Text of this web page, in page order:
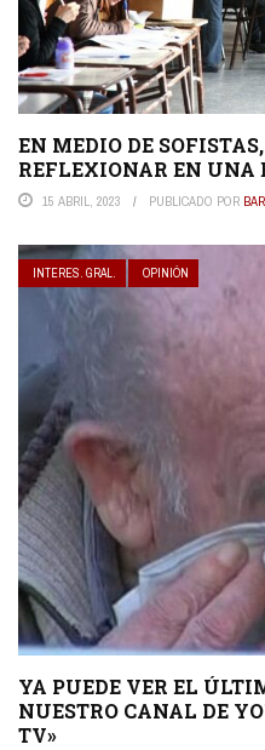
EN MEDIO DE
REFLEXIONAR EN UNA
15 ABRIL, 2023 PUBLICADO POR
INTERES. GRAL. OPINIÓN
YA PUEDE VER EL
NUESTRO CANAL DE
TV»